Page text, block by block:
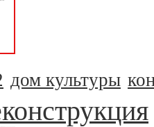
дом культуры